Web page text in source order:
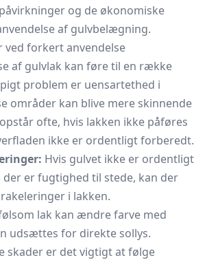
og de økonomiske
af gulvbelægning.
ved forkert anvendelse
af gulvlak kan føre til en række
problem er uensartethed i
områder kan blive mere skinnende
ofte, hvis lakken ikke påføres
ikke er ordentligt forberedt.
Hvis gulvet ikke er ordentligt
er fugtighed til stede, kan der
i lakken.
lak kan ændre farve med
udsættes for direkte sollys.
skader er det vigtigt at følge